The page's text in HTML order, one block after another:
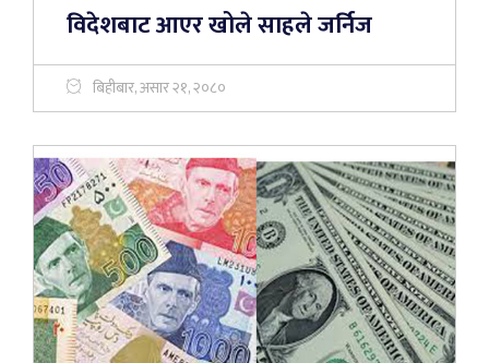
विदेशबाट आएर खोले साहले जर्निज
बिहीबार, असार २१, २०८०